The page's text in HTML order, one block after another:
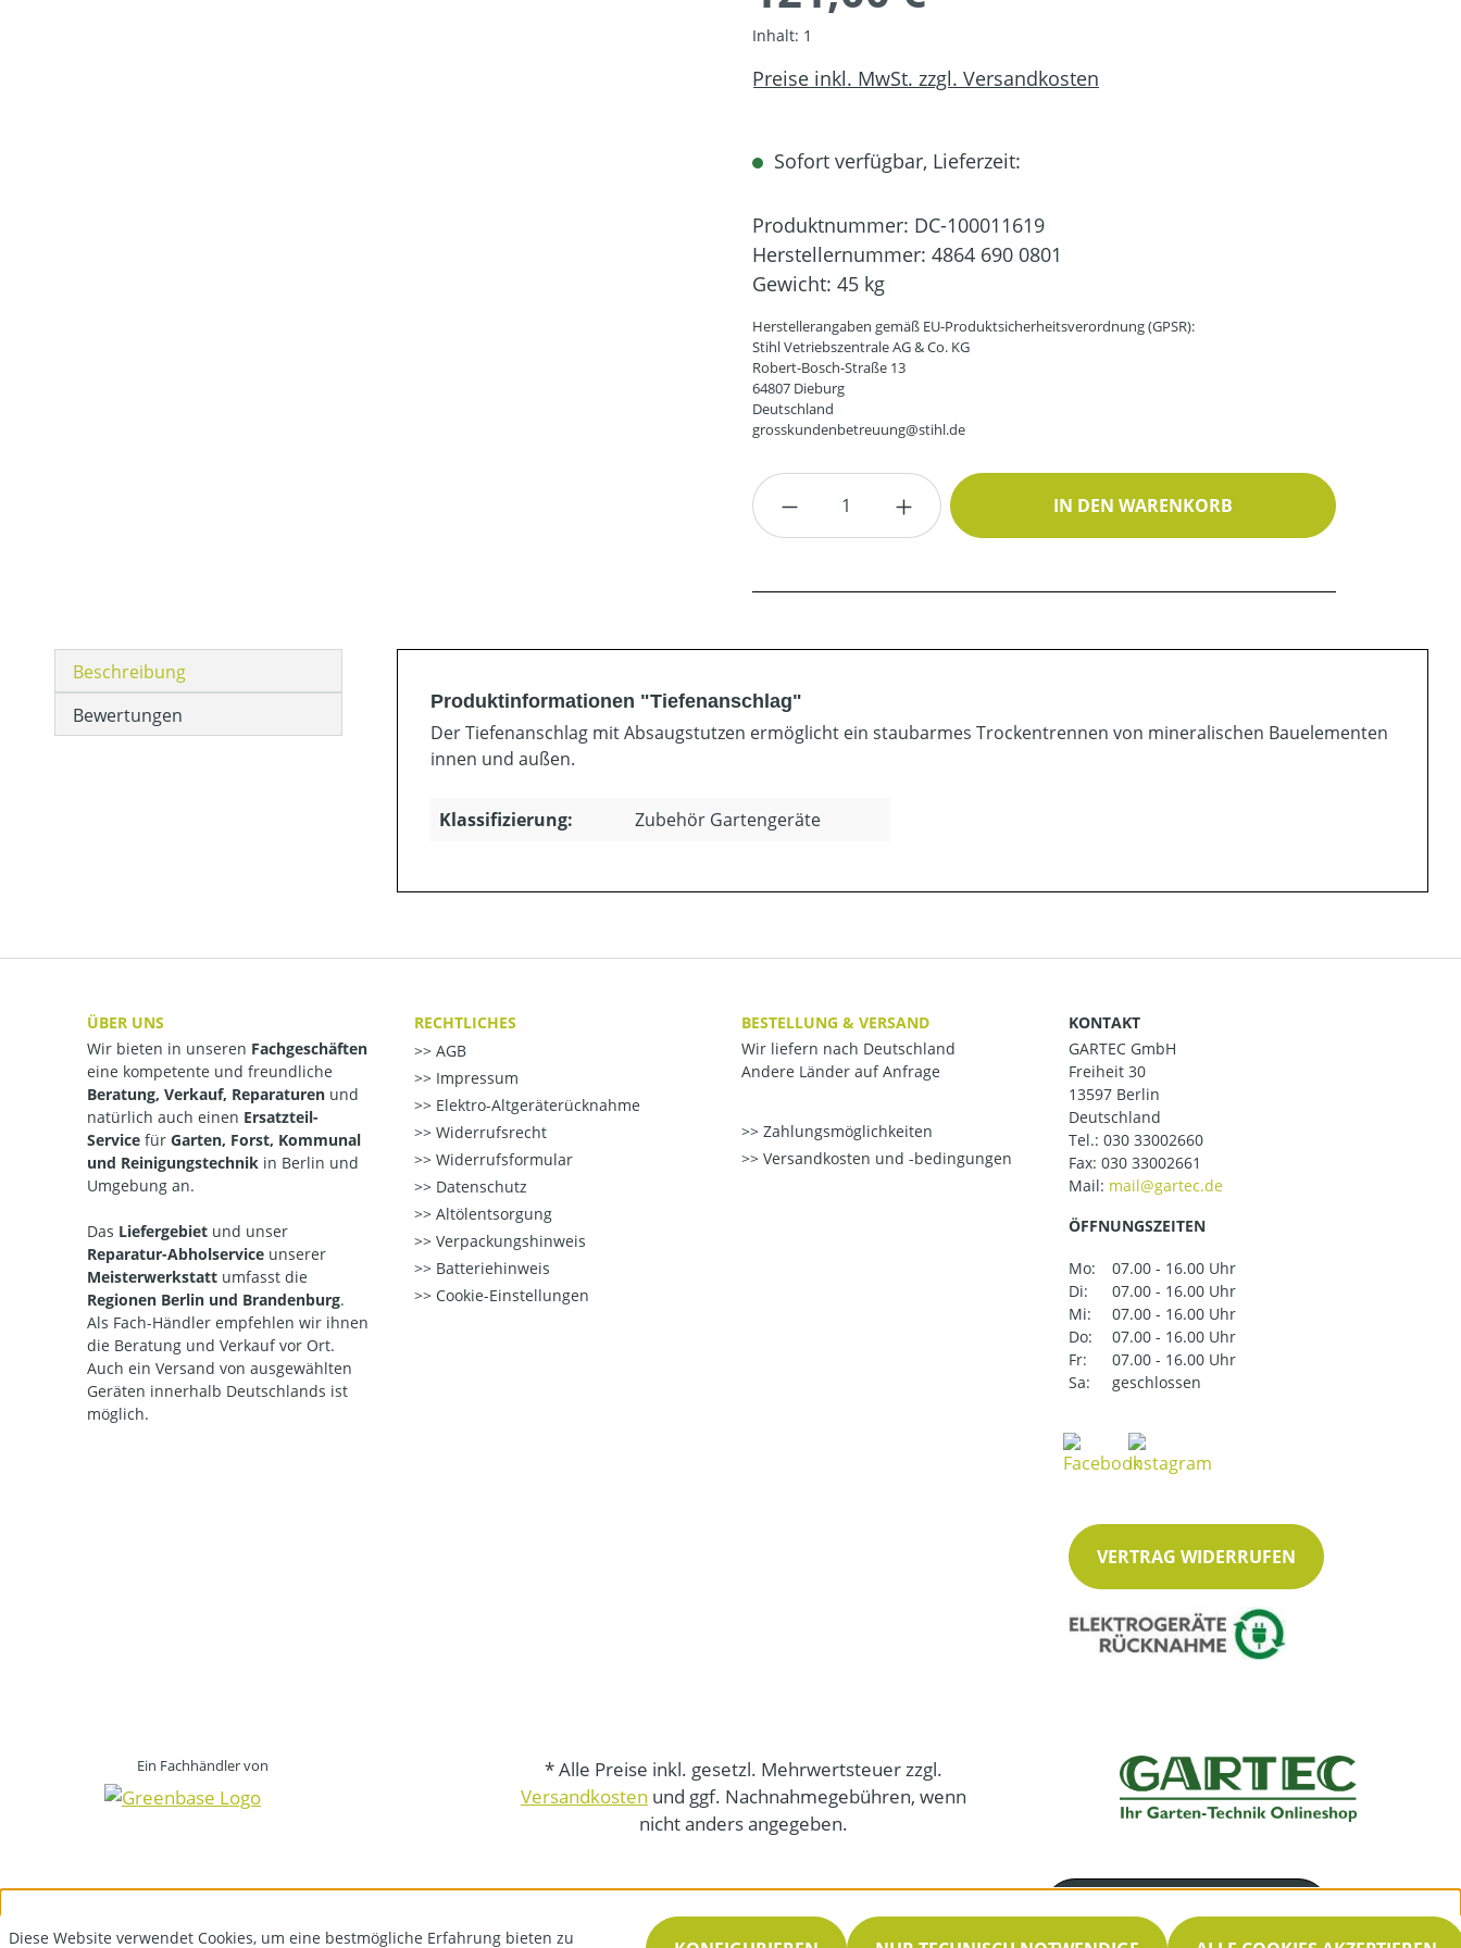
Inhalt: 1
Preise inkl. MwSt. zzgl. Versandkosten
Sofort verfügbar, Lieferzeit:
Produktnummer: DC-100011619
Herstellernummer: 4864 690 0801
Gewicht: 45 kg
Herstellerangaben gemäß EU-Produktsicherheitsverordnung (GPSR):
Stihl Vetriebszentrale AG & Co. KG
Robert-Bosch-Straße 13
64807 Dieburg
Deutschland
grosskundenbetreuung@stihl.de
Produkt Anzahl: Gib den gewünschten Wert ein oder
IN DEN WARENKORB
Beschreibung
Bewertungen
Produktinformationen "Tiefenanschlag"
Der Tiefenanschlag mit Absaugstutzen ermöglicht ein staubarmes Trockentrennen von mineralischen Bauelementen
innen und außen.
Klassifizierung: Zubehör Gartengeräte
ÜBER UNS
Wir bieten in unseren Fachgeschäften
eine kompetente und freundliche
Beratung, Verkauf, Reparaturen und
natürlich auch einen Ersatzteil-
Service für Garten, Forst, Kommunal
und Reinigungstechnik in Berlin und
Umgebung an.
Das Liefergebiet und unser
Reparatur-Abholservice unserer
Meisterwerkstatt umfasst die
Regionen Berlin und Brandenburg.
Als Fach-Händler empfehlen wir ihnen
die Beratung und Verkauf vor Ort.
Auch ein Versand von ausgewählten
Geräten innerhalb Deutschlands ist
möglich.
RECHTLICHES
AGB
Impressum
Elektro-Altgeräterücknahme
Widerrufsrecht
Widerrufsformular
Datenschutz
Altölentsorgung
Verpackungshinweis
Batteriehinweis
Cookie-Einstellungen
BESTELLUNG & VERSAND
Wir liefern nach Deutschland
Andere Länder auf Anfrage
Zahlungsmöglichkeiten
Versandkosten und -bedingungen
KONTAKT
GARTEC GmbH
Freiheit 30
13597 Berlin
Deutschland
Tel.: 030 33002660
Fax: 030 33002661
Mail:
ÖFFNUNGSZEITEN
Mo:
07.00 - 16.00 Uhr
Di:
07.00 - 16.00 Uhr
Mi:
07.00 - 16.00 Uhr
Do:
07.00 - 16.00 Uhr
Fr:
07.00 - 16.00 Uhr
Sa:
geschlossen
VERTRAG WIDERRUFEN
Ein Fachhändler von
* Alle Preise inkl. gesetzl. Mehrwertsteuer zzgl.
Versandkosten und ggf. Nachnahmegebühren, wenn
nicht anders angegeben.
030 33002660
Diese Website verwendet Cookies, um eine bestmögliche Erfahrung bieten zu